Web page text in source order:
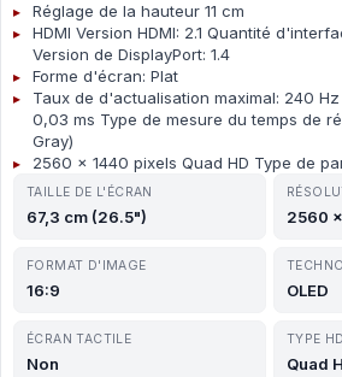
Réglage de la hauteur 11 cm
HDMI Version HDMI: 2.1 Quantité
Version de DisplayPort: 1.4
Forme d'écran: Plat
Taux de d'actualisation maximal: 240
0,03 ms Type de mesure du temps de
Gray)
2560 x 1440 pixels Quad HD Type de
TAILLE DE L'ÉCRAN
67,3 cm (26.5") 2560
FORMAT D'IMAGE
16:9 OLED
ÉCRAN TACTILE
Non
TYPE HD
Quad